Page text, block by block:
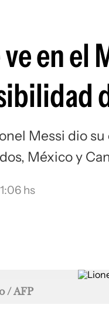
ve en
Messi dio
México y
hs
/ AFP